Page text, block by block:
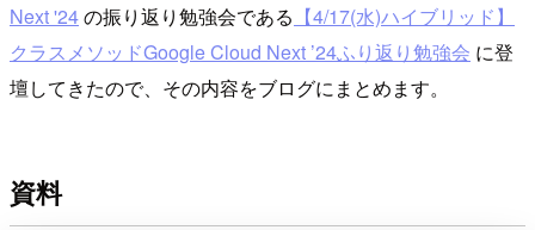
Next '24の振り返り勉強会である 【4/17(水)ハイブリッド】
クラスメソッドGoogle Cloud Next ’24ふり返り勉強会 に登
壇してきたので、その内容をブログにまとめます。
資料